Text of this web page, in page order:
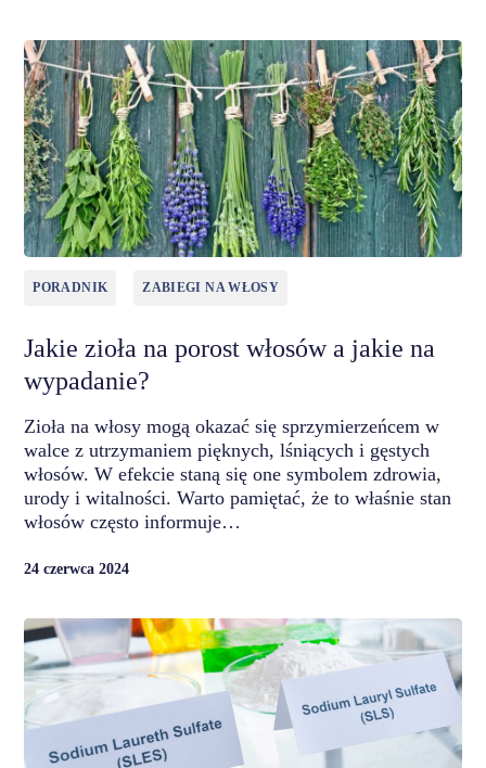
PORADNIK ZABIEGI NA WŁOSY
Jakie zioła na porost włosów a jakie na
wypadanie?
Zioła na włosy mogą okazać się sprzymierzeńcem w
walce z utrzymaniem pięknych, lśniących i gęstych
włosów. W efekcie staną się one symbolem zdrowia,
urody i witalności. Warto pamiętać, że to właśnie stan
włosów często informuje…
24 czerwca 2024